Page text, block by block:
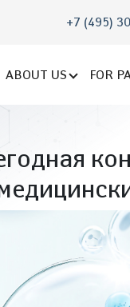
+7 (495)
ABOUT US FOR